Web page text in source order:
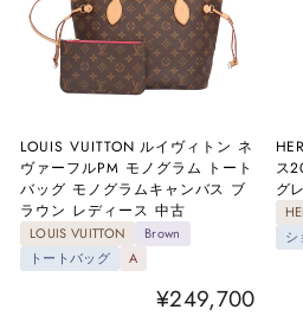
LOUIS VUITTON ルイヴィトン ネ
ヴァーフルPM モノグラム トート
バッグ モノグラムキャンバス ブ
ラウン レディース 中古
LOUIS VUITTON
Brown
トートバッグ
A
¥249,700
ス
グ
シ